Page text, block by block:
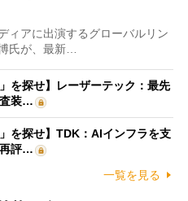
ィアに出演するグローバルリン
氏が、最新…
を探せ】レーザーテック：最先
査装…
を探せ】TDK：AIインフラを支
評…
一覧を見る